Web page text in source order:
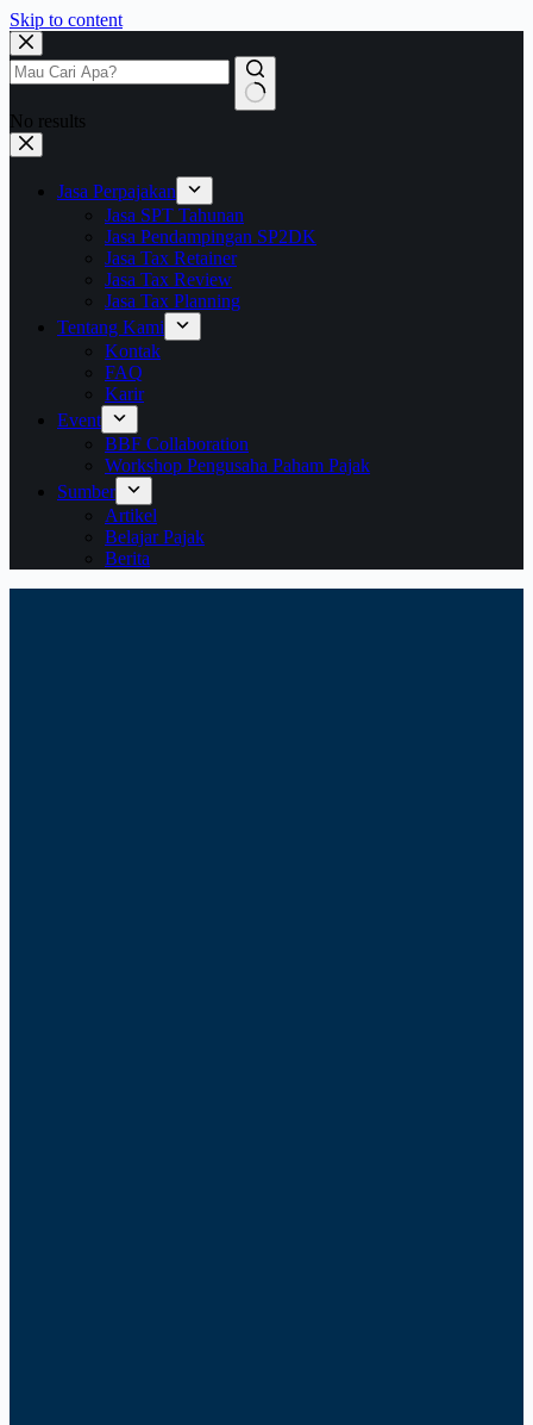
Skip to content
No results
Jasa Perpajakan
Jasa SPT Tahunan
Jasa Pendampingan SP2DK
Jasa Tax Retainer
Jasa Tax Review
Jasa Tax Planning
Tentang Kami
Kontak
FAQ
Karir
Event
BBF Collaboration
Workshop Pengusaha Paham Pajak
Sumber
Artikel
Belajar Pajak
Berita